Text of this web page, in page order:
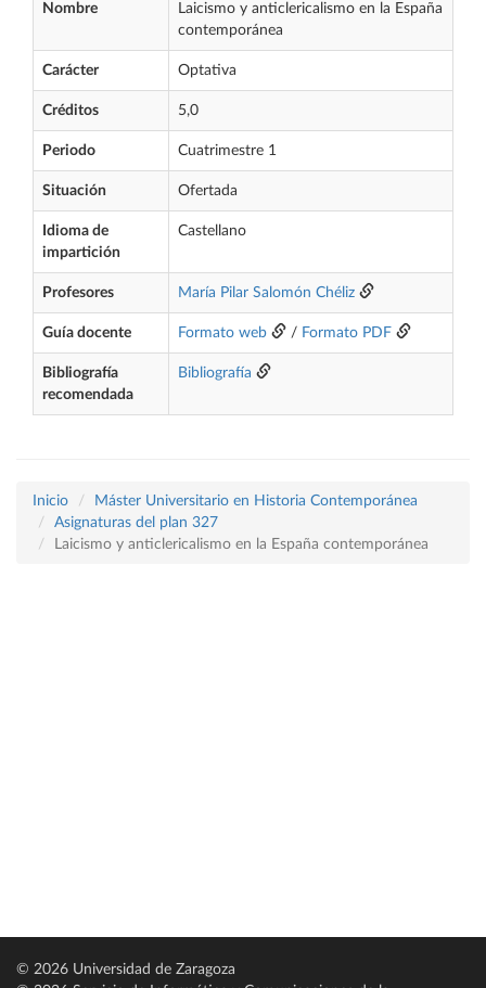
Nombre
Laicismo y anticlericalismo en la España
contemporánea
Carácter Optativa
Créditos 5,0
Periodo Cuatrimestre 1
Situación Ofertada
Idioma de
impartición
Castellano
Profesores María Pilar Salomón Chéliz
Guía docente Formato web / Formato PDF
Bibliografía
recomendada
Bibliografía
Inicio
Máster Universitario en Historia Contemporánea
Asignaturas del plan 327
Laicismo y anticlericalismo en la España contemporánea
© 2026 Universidad de Zaragoza